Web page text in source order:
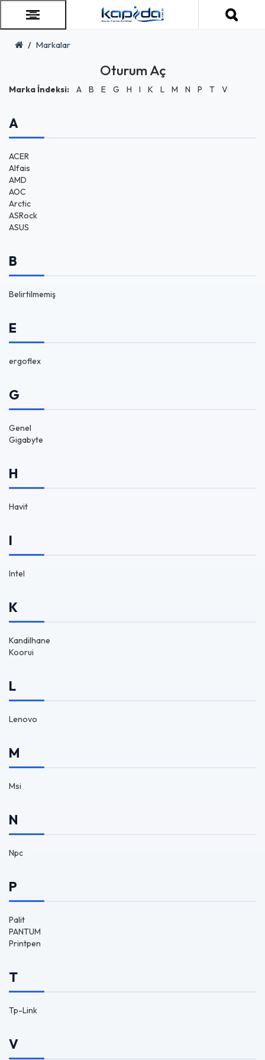
Markalar
Oturum Aç
Marka İndeksi: A B E G H I K L M N P T V
A
ACER
Alfais
AMD
AOC
Arctic
ASRock
ASUS
B
Belirtilmemiş
E
ergoflex
G
Genel
Gigabyte
H
Havit
I
Intel
K
Kandilhane
Koorui
L
Lenovo
M
Msi
N
Npc
P
Palit
PANTUM
Printpen
T
Tp-Link
V